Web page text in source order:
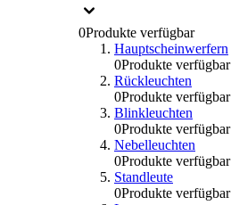
0Produkte verfügbar
Hauptscheinwerfern
0Produkte verfügbar
Rückleuchten
0Produkte verfügbar
Blinkleuchten
0Produkte verfügbar
Nebelleuchten
0Produkte verfügbar
Standleute
0Produkte verfügbar